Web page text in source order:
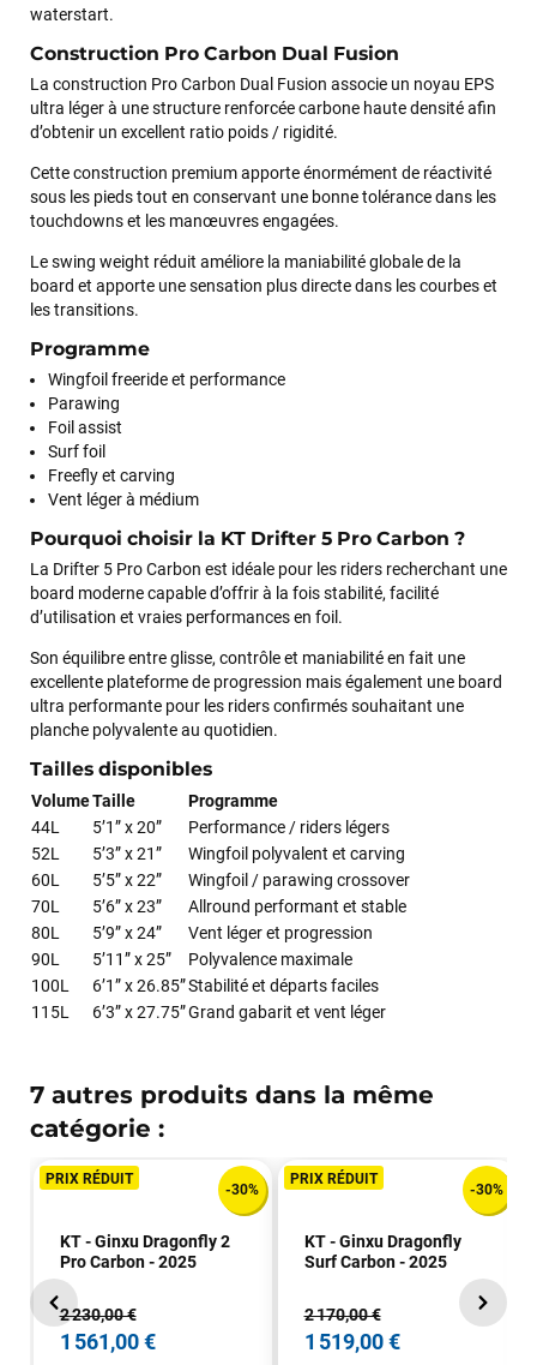
waterstart.
Construction Pro Carbon Dual Fusion
La construction Pro Carbon Dual Fusion associe un noyau EPS
ultra léger à une structure renforcée carbone haute densité afin
d’obtenir un excellent ratio poids / rigidité.
Cette construction premium apporte énormément de réactivité
sous les pieds tout en conservant une bonne tolérance dans les
touchdowns et les manœuvres engagées.
Le swing weight réduit améliore la maniabilité globale de la
board et apporte une sensation plus directe dans les courbes et
les transitions.
Programme
Wingfoil freeride et performance
Parawing
Foil assist
Surf foil
Freefly et carving
Vent léger à médium
Pourquoi choisir la KT Drifter 5 Pro Carbon ?
La Drifter 5 Pro Carbon est idéale pour les riders recherchant une
board moderne capable d’offrir à la fois stabilité, facilité
d’utilisation et vraies performances en foil.
Son équilibre entre glisse, contrôle et maniabilité en fait une
excellente plateforme de progression mais également une board
ultra performante pour les riders confirmés souhaitant une
planche polyvalente au quotidien.
Tailles disponibles
VolumeTaille
Programme
44L
5’1” x 20”
Performance / riders légers
52L
5’3” x 21”
Wingfoil polyvalent et carving
60L
5’5” x 22”
Wingfoil / parawing crossover
70L
5’6” x 23”
Allround performant et stable
80L
5’9” x 24”
Vent léger et progression
90L
5’11” x 25”
Polyvalence maximale
100L
6’1” x 26.85”Stabilité et départs faciles
115L
6’3” x 27.75”Grand gabarit et vent léger
7 autres produits dans la même
catégorie :
PRIX RÉDUIT
-30%
KT - Ginxu Dragonfly 2
Pro Carbon - 2025
2 230,00 €
1 561,00 €
PRIX RÉDUIT
-30%
KT - Ginxu Dragonfly
Surf Carbon - 2025
2 170,00 €
1 519,00 €
J’ai commandé un pack via leur site internet. À peine la
commande validée, le magasin m’a appelé pour confirmer
sur le matériel à choisir, et m’a même offert du matériel en
plus. Niveau réactivité, c’est au top : la commande est partie
le lendemain, et j’ai bien reçu tout le matériel dans un colis
recommande vivement ce magasin pour son
professionnalisme et sa réactivité.
Sébastien BACHELIER
Cela faisait 6 mois que je galérais à remplacer ma board eux
Excellent conseil excellent prix et en plus super sympas. Merci
encore pour cette severne dyno !
J'ai acheté une voile d'occasion depuis Tahiti. Super service.
L'envoi a été rapide. La voile est arrivée en super état.
Mauruuru roa.
VOIR TOUS LES AVIS
LAISSER UN AVIS